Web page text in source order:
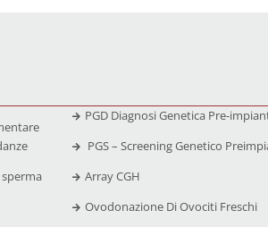
PGD Diagnosi Genetica Pre-
PGS – Screening Genetico
Array CGH
Ovodonazione Di Ovociti Freschi